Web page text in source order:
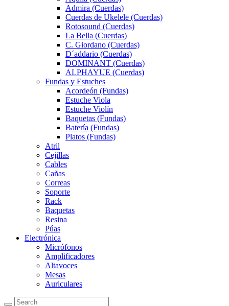
Admira (Cuerdas)
Cuerdas de Ukelele (Cuerdas)
Rotosound (Cuerdas)
La Bella (Cuerdas)
C. Giordano (Cuerdas)
D´addario (Cuerdas)
DOMINANT (Cuerdas)
ALPHAYUE (Cuerdas)
Fundas y Estuches
Acordeón (Fundas)
Estuche Viola
Estuche Violín
Baquetas (Fundas)
Batería (Fundas)
Platos (Fundas)
Atril
Cejillas
Cables
Cañas
Correas
Soporte
Rack
Baquetas
Resina
Púas
Electrónica
Micrófonos
Amplificadores
Altavoces
Mesas
Auriculares